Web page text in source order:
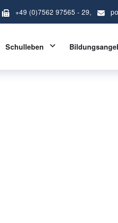
+49 (0)7562 97565 - 29,
Dropdown
Schulleben Toggle Dropdown